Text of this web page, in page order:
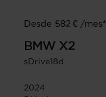
Desde 582 € /mes*
BMW X2
sDrive18d
2024